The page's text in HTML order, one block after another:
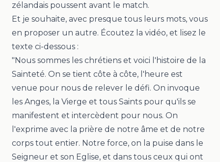
zélandais poussent avant le match.
Et je souhaite, avec presque tous leurs mots, vous
en proposer un autre. Écoutez la vidéo, et lisez le
texte ci-dessous :
"Nous sommes les chrétiens et voici l'histoire de la
Sainteté. On se tient côte à côte, l'heure est
venue pour nous de relever le défi. On invoque
les Anges, la Vierge et tous Saints pour qu'ils se
manifestent et intercèdent pour nous. On
l'exprime avec la prière de notre âme et de notre
corps tout entier. Notre force, on la puise dans le
Seigneur et son Eglise, et dans tous ceux qui ont